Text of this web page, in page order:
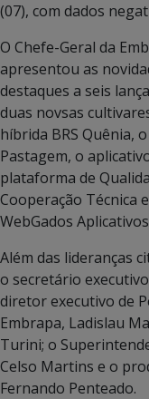
(07), com dados
O Chefe-Geral da
apresentou as
destaques a seis
duas novsas
híbrida BRS Quênia,
Pastagem, o
plataforma de
Cooperação Técnica
WebGados
Além das lideranças
o secretário
diretor executivo de
Embrapa, Ladislau
Turini; o
Celso Martins e o
Fernando Penteado.